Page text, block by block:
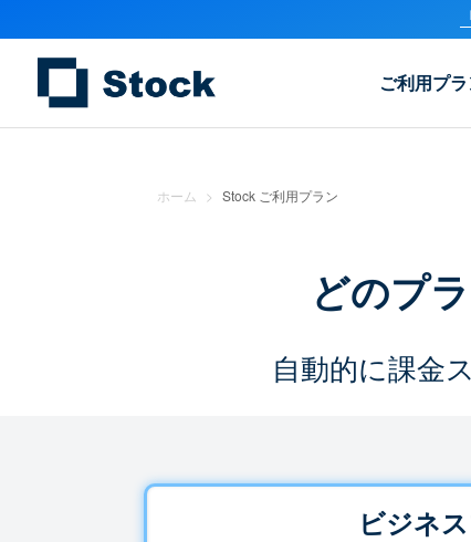
ご利用プ
ホーム > Stock ご利用プラン
どのプ
自動的に課金
ビジネ